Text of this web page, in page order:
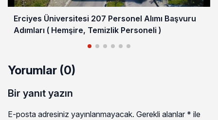
Erciyes Üniversitesi 207 Personel Alımı Başvuru
Adımları ( Hemşire, Temizlik Personeli )
Yorumlar (0)
Bir yanıt yazın
E-posta adresiniz yayınlanmayacak. Gerekli alanlar * ile